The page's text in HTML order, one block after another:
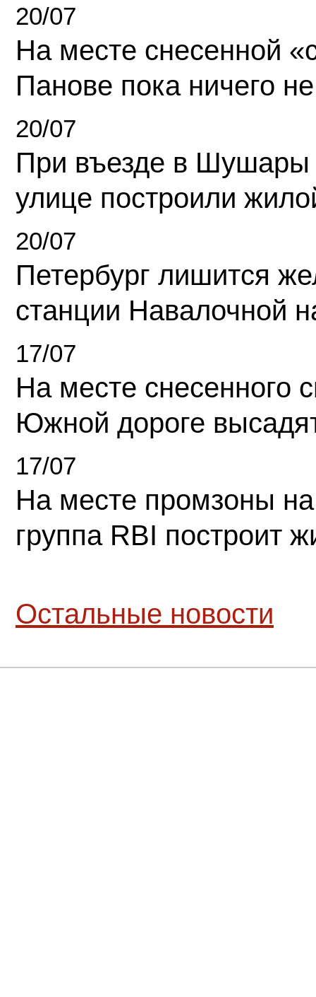
20/07
На месте снесенной
Панове пока ничего
20/07
При въезде в Шушары
улице построили
20/07
Петербург лишится
станции Навалочной
17/07
На месте снесенного
Южной дороге
17/07
На месте промзоны
группа RBI построит
Остальные новости